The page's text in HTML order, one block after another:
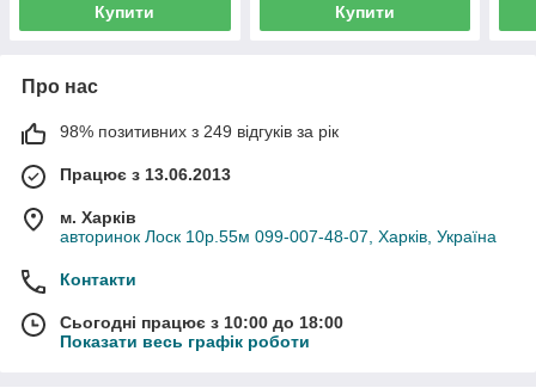
Купити Купити
Про нас
98% позитивних з 249 відгуків за рік
Працює з 13.06.2013
м. Харків
авторинок Лоск 10р.55м 099-007-48-07, Харків, Україна
Контакти
Сьогодні працює з 10:00 до 18:00
Показати весь графік роботи